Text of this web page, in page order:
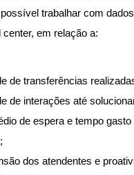
trabalhar com
em relação a:
de transferências
de interações até
de espera e tempo
dos atendentes e